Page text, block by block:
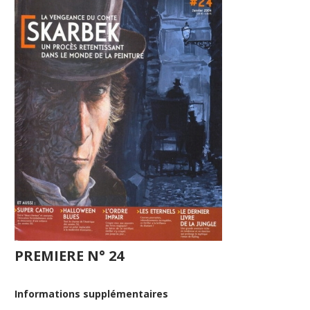
PREMIERE N° 24
Informations supplémentaires